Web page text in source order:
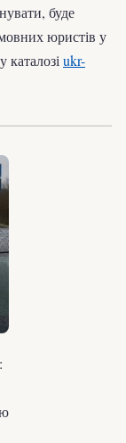
буде
юристів у
ukr-